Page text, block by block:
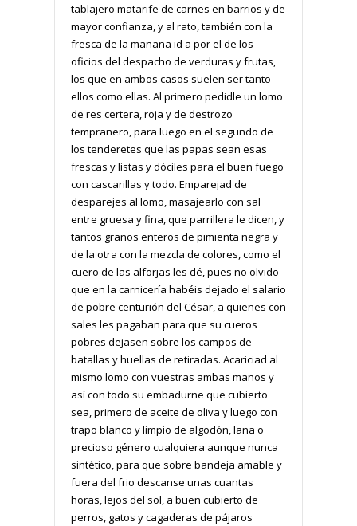
tablajero matarife de carnes en barrios y de
mayor confianza, y al rato, también con la
fresca de la mañana id a por el de los
oficios del despacho de verduras y frutas,
los que en ambos casos suelen ser tanto
ellos como ellas. Al primero pedidle un lomo
de res certera, roja y de destrozo
tempranero, para luego en el segundo de
los tenderetes que las papas sean esas
frescas y listas y dóciles para el buen fuego
con cascarillas y todo. Emparejad de
desparejes al lomo, masajearlo con sal
entre gruesa y fina, que parrillera le dicen, y
tantos granos enteros de pimienta negra y
de la otra con la mezcla de colores, como el
cuero de las alforjas les dé, pues no olvido
que en la carnicería habéis dejado el salario
de pobre centurión del César, a quienes con
sales les pagaban para que su cueros
pobres dejasen sobre los campos de
batallas y huellas de retiradas. Acariciad al
mismo lomo con vuestras ambas manos y
así con todo su embadurne que cubierto
sea, primero de aceite de oliva y luego con
trapo blanco y limpio de algodón, lana o
precioso género cualquiera aunque nunca
sintético, para que sobre bandeja amable y
fuera del frio descanse unas cuantas
horas, lejos del sol, a buen cubierto de
perros, gatos y cagaderas de pájaros